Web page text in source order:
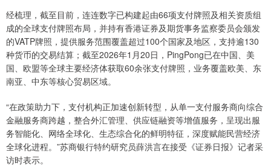
经梳理，截至目前，连连数字已构建起由66项支付牌照及相关资质组
成的全球支付牌照布局，并持有香港证券及期货事务监察委员会颁发
的VATP牌照，提供服务范围覆盖超过100个国家及地区，支持逾130
种货币的交易结算；截至2026年1月20日，PingPong已在中国、美
国、欧盟等全球主要经济体获取60余张支付牌照，业务覆盖欧美、东
南亚、中东等核心贸易区域。
“在政策助力下，支付机构正加速创新转型，从单一支付服务商向综合
金融服务商跨越，整合外汇管理、供应链融资等增值服务，呈现出服
务智能化、网络全球化、生态综合化的鲜明特征，深度赋能民营经济
全球化进程。”苏商银行特约研究员薛洪言在接受《证券日报》记者采
访时表示。